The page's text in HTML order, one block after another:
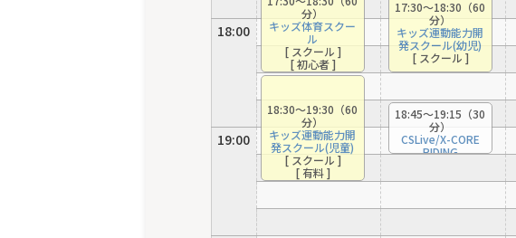
18:00
19:00
分）
キッズ体育スクー
ル
[ スクール ]
[ 初心者 ]
18:30〜19:30（60
分）
キッズ運動能力開
発スクール(児童)
[ スクール ]
[ 有料 ]
17:30〜18:30（60
分）
キッズ運動能力開
発スクール(幼児)
[ スクール ]
18:45〜19:15（30
分）
CSLive/X-CORE
RIDING